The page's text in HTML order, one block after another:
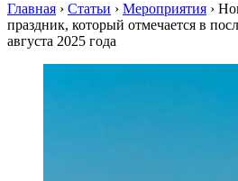
Главная › Статьи › Мероприятия ›
праздник, который отмечается в
августа 2025 года